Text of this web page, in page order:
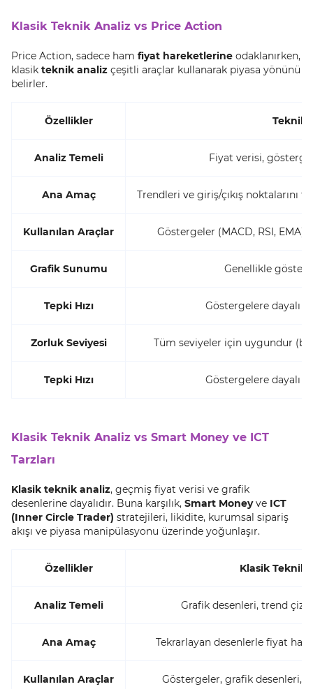
Klasik Teknik Analiz vs Price Action
Price Action, sadece ham fiyat hareketlerine odaklanırken,
klasik teknik analiz çeşitli araçlar kullanarak piyasa yönünü
belirler.
Özellikler Teknik
Analiz Temeli Fiyat verisi,
Ana Amaç Trendleri ve giriş/çıkış noktalarını
Kullanılan Araçlar Göstergeler (MACD, RSI,
Grafik Sunumu Genellikle
Tepki Hızı Göstergelere dayalı
Zorluk Seviyesi Tüm seviyeler için uygundur
Tepki Hızı Göstergelere dayalı
Klasik Teknik Analiz vs Smart Money ve ICT
Tarzları
Klasik teknik analiz, geçmiş fiyat verisi ve grafik
desenlerine dayalıdır. Buna karşılık, Smart Moneyve ICT
(Inner Circle Trader) stratejileri, likidite, kurumsal sipariş
akışı ve piyasa manipülasyonu üzerinde yoğunlaşır.
Özellikler Klasik Teknik
Analiz Temeli Grafik desenleri, trend
Ana Amaç Tekrarlayan desenlerle fiyat
Kullanılan Araçlar Göstergeler, grafik desenleri,